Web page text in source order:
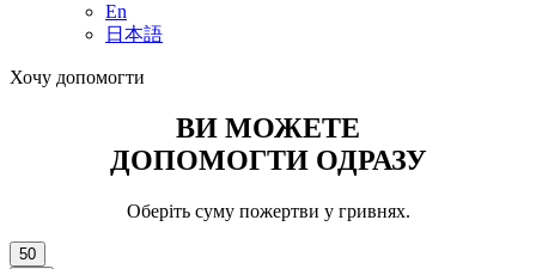
En
日本語
Хочу допомогти
ВИ МОЖЕТЕ
ДОПОМОГТИ ОДРАЗУ
Оберіть суму пожертви у гривнях.
50